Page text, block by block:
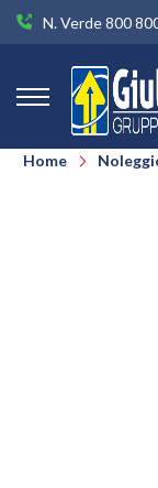
N. Verde 800
Home